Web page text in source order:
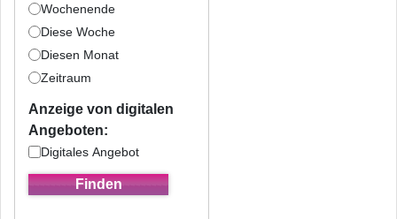
Wochenende
Diese Woche
Diesen Monat
Zeitraum
Anzeige von digitalen
Angeboten:
Digitales Angebot